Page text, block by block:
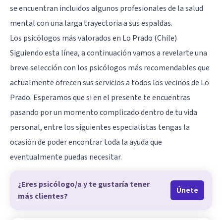
se encuentran incluidos algunos profesionales de la salud
mental con una larga trayectoria a sus espaldas.
Los psicólogos más valorados en Lo Prado (Chile)
Siguiendo esta línea, a continuación vamos a revelarte una
breve selección con los psicólogos más recomendables que
actualmente ofrecen sus servicios a todos los vecinos de Lo
Prado. Esperamos que si en el presente te encuentras
pasando por un momento complicado dentro de tu vida
personal, entre los siguientes especialistas tengas la
ocasión de poder encontrar toda la ayuda que
eventualmente puedas necesitar.
¿Eres psicólogo/a y te gustaría tener
más clientes?
Únete